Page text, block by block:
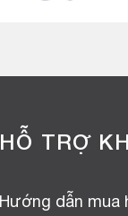
HỖ TRỢ
Hướng dẫn mua